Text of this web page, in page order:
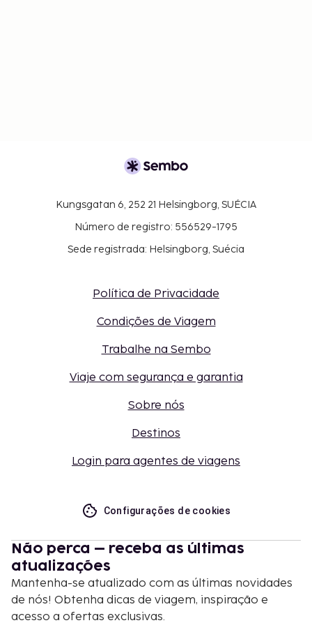
Kungsgatan 6, 252 21 Helsingborg, SUÉCIA
Número de registro: 556529-1795
Sede registrada: Helsingborg, Suécia
Política de Privacidade
Condições de Viagem
Trabalhe na Sembo
Viaje com segurança e garantia
Sobre nós
Destinos
Login para agentes de viagens
Configurações de cookies
Não perca – receba as últimas
atualizações
Mantenha-se atualizado com as últimas novidades
de nós! Obtenha dicas de viagem, inspiração e
acesso a ofertas exclusivas.